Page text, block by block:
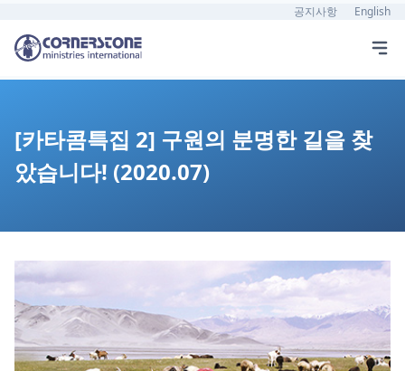
공지사항 English
[카타콤특집 2] 구원의 분명한 길을 찾
았습니다! (2020.07)